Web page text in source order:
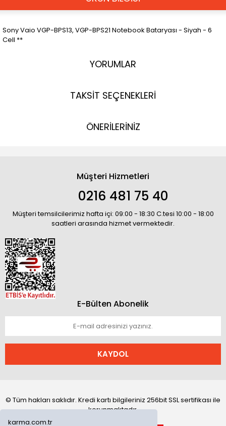
karma.com.tr
Sony Vaio VGP-BPS13, VGP-BPS21 Notebook Bataryası - Siyah - 6
Cell **
YORUMLAR
TAKSİT SEÇENEKLERİ
ÖNERİLERİNİZ
Müşteri Hizmetleri
0216 481 75 40
Müşteri temsilcilerimiz hafta içi: 09:00 - 18:30 C.tesi 10:00 - 18:00
saatleri arasında hizmet vermektedir.
E-Bülten Abonelik
KAYDOL
© Tüm hakları saklıdır. Kredi kartı bilgileriniz 256bit SSL sertifikası ile
korunmaktadır.